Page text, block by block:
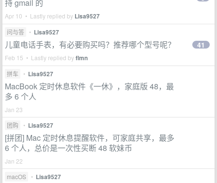
持 gmail 的
Apr 10 • Lastly replied by Lisa9527
问与答 • Lisa9527
儿童电话手表，有必要购买吗？推荐哪个型号呢？
Feb 15 • Lastly replied byflmn
41
拼车 • Lisa9527
MacBook 定时休息软件《一休》，家庭版 48，最
多 6 个人
Jan 23
团购
• Lisa9527
[拼团] Mac 定时休息提醒软件，可家庭共享，最多
6 个人，总价是一次性买断 48 软妹币
Jan 22
macOS
• Lisa9527